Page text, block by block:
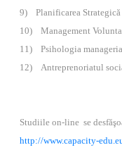
9) Planificarea Strategică
10) Management
11) Psihologia
12) Antreprenoriatul
Studiile on-line se
http://www.capacity-